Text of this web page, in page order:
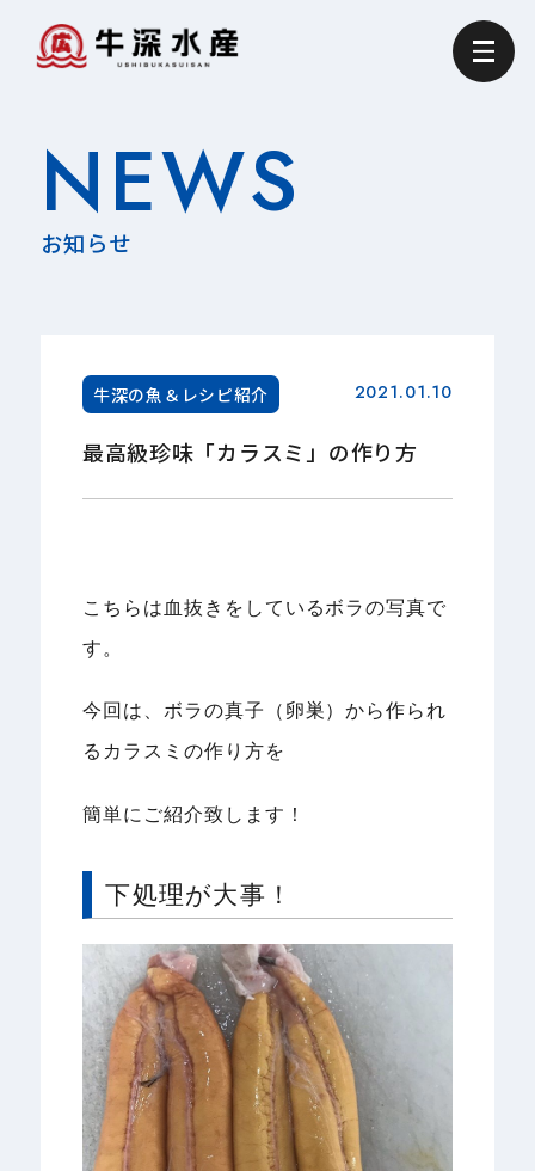
NEWS
お知らせ
牛深の魚＆レシピ紹介 2021.01.10
最高級珍味「カラスミ」の作り方
こちらは血抜きをしているボラの写真で
す。
今回は、ボラの真子（卵巣）から作られ
るカラスミの作り方を
簡単にご紹介致します！
下処理が大事！